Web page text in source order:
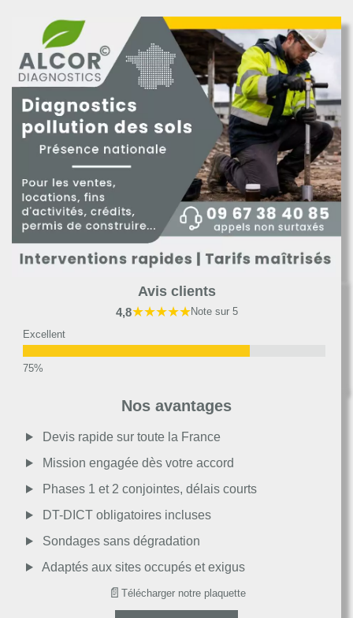
Avis clients
4,8★★★★★Note sur 5
Excellent
Moyen
Passable
Décevant
Nos avantages
Devis rapide sur toute la France
Mission engagée dès votre accord
Phases 1 et 2 conjointes, délais courts
DT-DICT obligatoires incluses
Sondages sans dégradation
Adaptés aux sites occupés et exigus
📄 Télécharger notre plaquette